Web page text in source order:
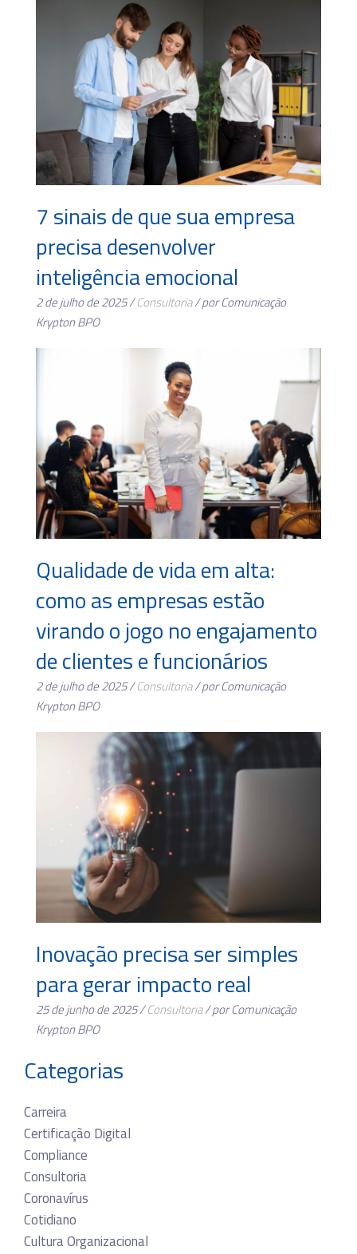
7 sinais de que sua empresa
precisa desenvolver
inteligência emocional
2 de julho de 2025 /Consultoria/ por Comunicação
Krypton BPO
Qualidade de vida em alta:
como as empresas estão
virando o jogo no engajamento
de clientes e funcionários
2 de julho de 2025 /Consultoria/ por Comunicação
Krypton BPO
Inovação precisa ser simples
para gerar impacto real
25 de junho de 2025 /Consultoria/ por Comunicação
Krypton BPO
Categorias
Carreira
Certificação Digital
Compliance
Consultoria
Coronavírus
Cotidiano
Cultura Organizacional